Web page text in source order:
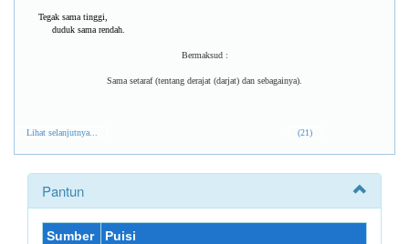
Tegak sama tinggi,
duduk sama rendah.
Bermaksud :
Sama setaraf (tentang derajat (darjat) dan sebagainya).
Lihat selanjutnya... (21)
Pantun
Sumber
Puisi